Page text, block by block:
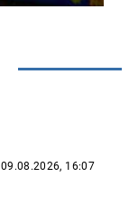
09.08.2026, 16:07